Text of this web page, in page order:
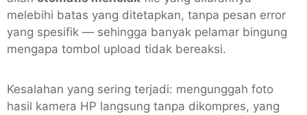
melebihi batas yang ditetapkan, tanpa pesan error
yang spesifik — sehingga banyak pelamar bingung
mengapa tombol upload tidak bereaksi.
Kesalahan yang sering terjadi: mengunggah foto
hasil kamera HP langsung tanpa dikompres, yang